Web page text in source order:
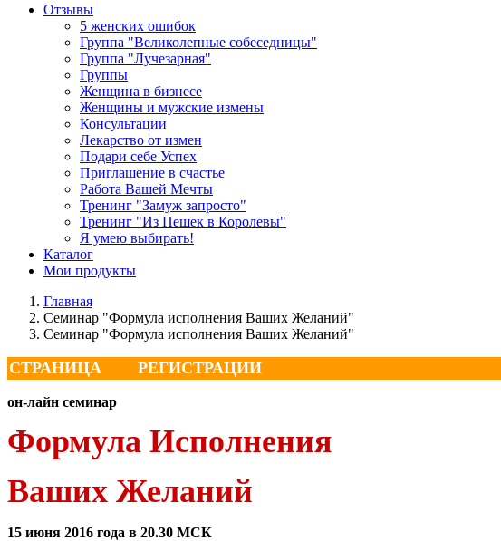
Отзывы
5 женских ошибок
Группа "Великолепные собеседницы"
Группа "Лучезарная"
Группы
Женщина в бизнесе
Женщины и мужские измены
Консультации
Лекарство от измен
Подари себе Успех
Приглашение в счастье
Работа Вашей Мечты
Тренинг "Замуж запросто"
Тренинг "Из Пешек в Королевы"
Я умею выбирать!
Каталог
Мои продукты
Главная
Семинар "Формула исполнения Ваших Желаний"
Семинар "Формула исполнения Ваших Желаний"
СТРАНИЦА РЕГИСТРАЦИИ
он-лайн семинар
Формула Исполнения
Ваших Желаний
15 июня 2016 года в 20.30 МСК